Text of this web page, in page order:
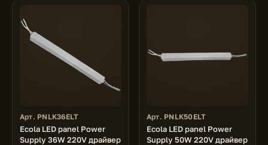
Арт. PNLK36ELT
Ecola LED panel Power
Supply 36W 220V драйвер
Арт. PNLK50ELT
Ecola LED panel Power
Supply 50W 220V драйвер